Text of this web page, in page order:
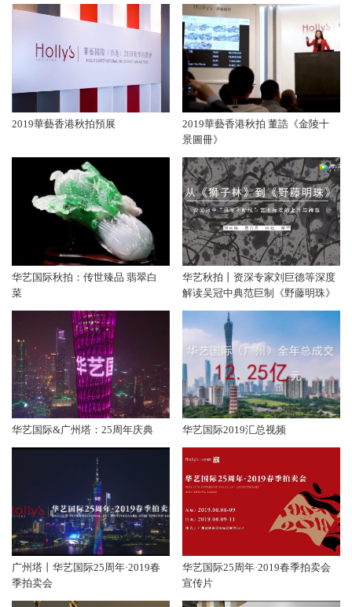
2019華藝香港秋拍預展
2019華藝香港秋拍 董誥《金陵十
景圖冊》
华艺国际秋拍：传世臻品 翡翠白
菜
华艺秋拍丨资深专家刘巨德等深度
解读吴冠中典范巨制《野藤明珠》
华艺国际&广州塔：25周年庆典 华艺国际2019汇总视频
广州塔丨华艺国际25周年·2019春
季拍卖会
华艺国际25周年·2019春季拍卖会
宣传片